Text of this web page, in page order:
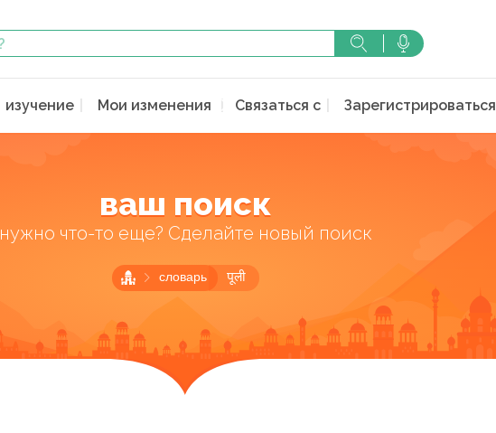
изучение Мои изменения Связаться с Зарегистрироваться
ваш поиск
нужно что-то еще? Сделайте новый поиск
словарь पूली